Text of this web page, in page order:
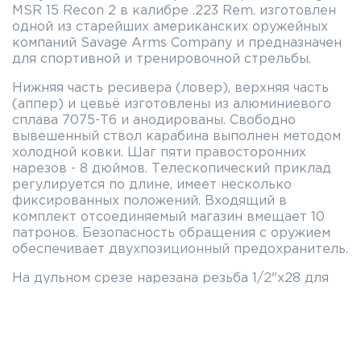
MSR 15 Recon 2 в калибре .223 Rem. изготовлен
одной из старейших американских оружейных
компаний Savage Arms Company и предназначен
для спортивной и тренировочной стрельбы.
Нижняя часть ресивера (ловер), верхняя часть
(аппер) и цевьё изготовлены из алюминиевого
сплава 7075-T6 и анодированы. Свободно
вывешенный ствол карабина выполнен методом
холодной ковки. Шаг пяти правосторонних
нарезов - 8 дюймов. Телескопический приклад
регулируется по длине, имеет несколько
фиксированных положений. Входящий в
комплект отсоединяемый магазин вмещает 10
патронов. Безопасность обращения с оружием
обеспечивает двухпозиционный предохранитель.
На дульном срезе нарезана резьба 1/2"х28 для